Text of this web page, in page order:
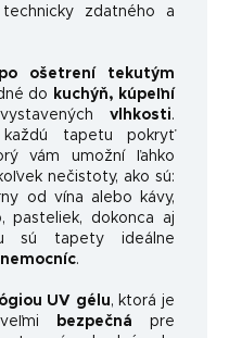
​​technicky zdatného a
ošetrení tekutým
do
kuchýň, kúpeľní
vlhkosti.
tapetu pokryť
vám umožní ľahko
nečistoty, ako sú:
od vína alebo kávy,
pasteliek, dokonca aj
sú tapety ideálne
.
UV gélu, ktorá je
bezpečná pre